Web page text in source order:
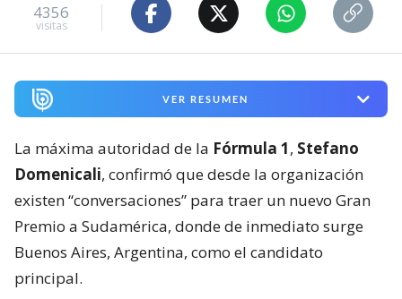
4356
visitas
VER RESUMEN
La máxima autoridad de la Fórmula 1, Stefano
Domenicali, confirmó que desde la organización
existen “conversaciones” para traer un nuevo Gran
Premio a Sudamérica, donde de inmediato surge
Buenos Aires, Argentina, como el candidato
principal.